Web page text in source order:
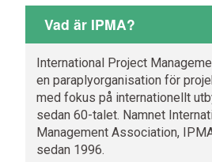
Vad är IPMA?
International Project
en paraplyorganisation för
med fokus på internationellt
sedan 60-talet. Namnet
Management Association,
sedan 1996.